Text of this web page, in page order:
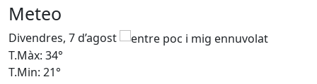
Meteo
Divendres, 7 d’agost
T.Màx: 34°
T.Min: 21°